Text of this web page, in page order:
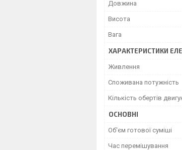
Довжина
Висота
Вага
ХАРАКТЕРИСТИКИ
Живлення
Споживана потужність
Кількість обертів
ОСНОВНІ
Об'єм готової суміші
Час перемішування